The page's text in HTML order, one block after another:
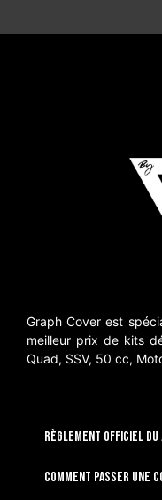
Graph Cover est
meilleur prix de kits
Quad, SSV, 50 cc,
RÈGLEMENT OFFICIEL DU
Comment passer une